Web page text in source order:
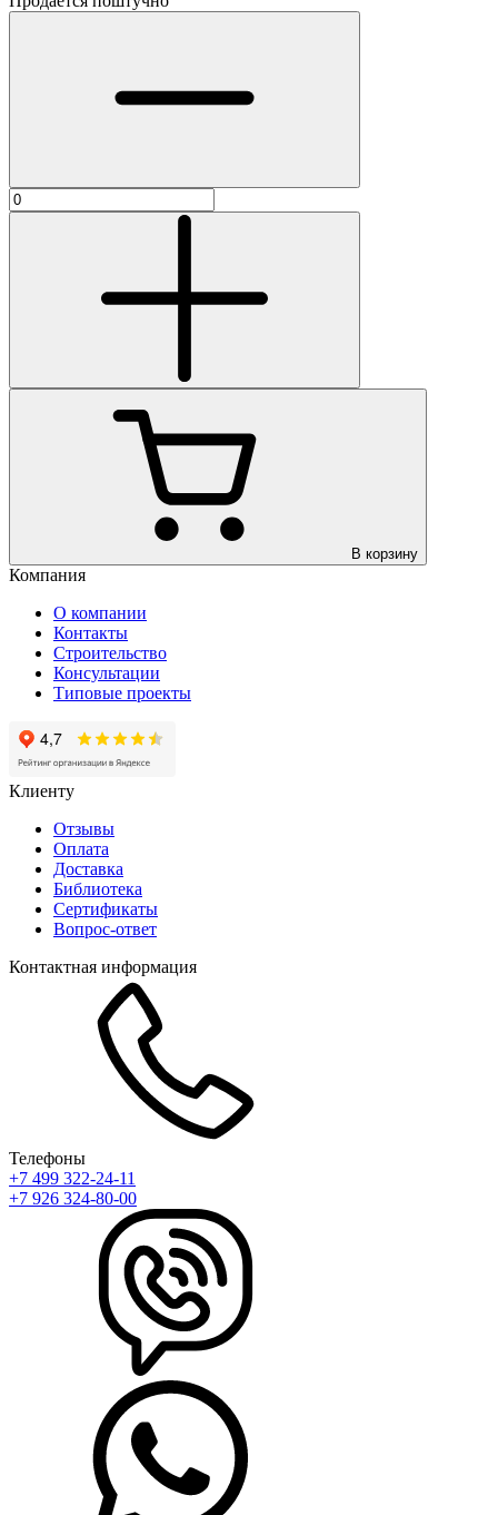
В корзину
Компания
О компании
Контакты
Строительство
Консультации
Типовые проекты
Клиенту
Отзывы
Оплата
Доставка
Библиотека
Сертификаты
Вопрос-ответ
Контактная информация
Телефоны
+7 499 322-24-11
+7 926 324-80-00